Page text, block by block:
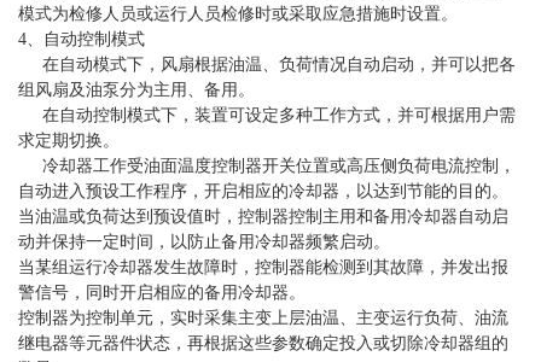
模式为检修人员或运行人员检修时或采取应急措施时设置。
4、自动控制模式
在自动模式下，风扇根据油温、负荷情况自动启动，并可以把各
组风扇及油泵分为主用、备用。
在自动控制模式下，装置可设定多种工作方式，并可根据用户需
求定期切换。
冷却器工作受油面温度控制器开关位置或高压侧负荷电流控制，
自动进入预设工作程序，开启相应的冷却器，以达到节能的目的。
当油温或负荷达到预设值时，控制器控制主用和备用冷却器自动启
动并保持一定时间，以防止备用冷却器频繁启动。
当某组运行冷却器发生故障时，控制器能检测到其故障，并发出报
警信号，同时开启相应的备用冷却器。
控制器为控制单元，实时采集主变上层油温、主变运行负荷、油流
继电器等元器件状态，再根据这些参数确定投入或切除冷却器组的